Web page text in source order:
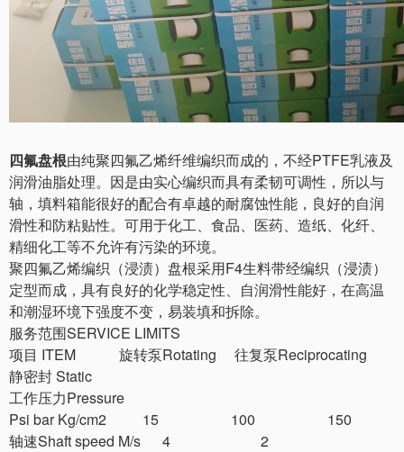
四氟盘根由纯聚四氟乙烯纤维编织而成的，不经PTFE乳液及
润滑油脂处理。因是由实心编织而具有柔韧可调性，所以与
轴，填料箱能很好的配合有卓越的耐腐蚀性能，良好的自润
滑性和防粘贴性。可用于化工、食品、医药、造纸、化纤、
精细化工等不允许有污染的环境。
聚四氟乙烯编织（浸渍）盘根采用F4生料带经编织（浸渍）
定型而成，具有良好的化学稳定性、自润滑性能好，在高温
和潮湿环境下强度不变，易装填和拆除。
服务范围SERVICE LIMITS
项目 ITEM 旋转泵Rotating 往复泵Reciprocating
静密封 Static
工作压力Pressure
Psi bar Kg/cm2 15 100 150
轴速Shaft speed M/s 4 2